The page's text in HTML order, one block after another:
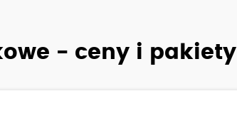
- ceny i pakiety